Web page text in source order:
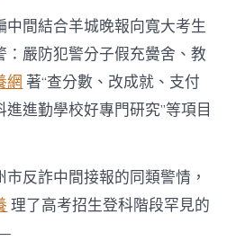
路
喜
包
養
心
得!
當
生
錄
取
間結合羊城晚報向寬大考生
嚴防犯警分子假充黌舍、教
網 著“查分數、改成就、支付
進勤學校好專門研究”等項目
反詐中間接報的同類警情，
理了高考招生登科階段罕見的